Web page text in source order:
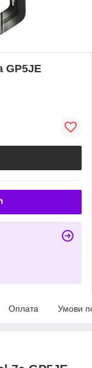
GP5JE
Оплата Умови